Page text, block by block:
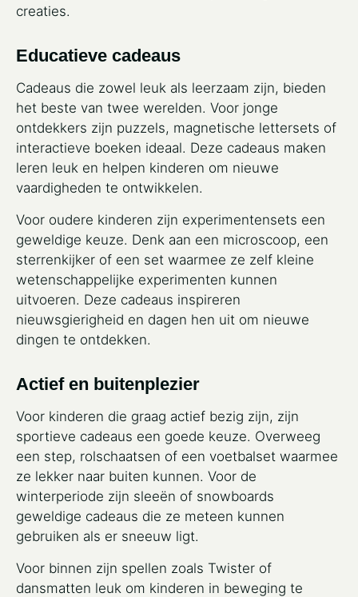
creaties.
Educatieve cadeaus
Cadeaus die zowel leuk als leerzaam zijn, bieden
het beste van twee werelden. Voor jonge
ontdekkers zijn puzzels, magnetische lettersets of
interactieve boeken ideaal. Deze cadeaus maken
leren leuk en helpen kinderen om nieuwe
vaardigheden te ontwikkelen.
Voor oudere kinderen zijn experimentensets een
geweldige keuze. Denk aan een microscoop, een
sterrenkijker of een set waarmee ze zelf kleine
wetenschappelijke experimenten kunnen
uitvoeren. Deze cadeaus inspireren
nieuwsgierigheid en dagen hen uit om nieuwe
dingen te ontdekken.
Actief en buitenplezier
Voor kinderen die graag actief bezig zijn, zijn
sportieve cadeaus een goede keuze. Overweeg
een step, rolschaatsen of een voetbalset waarmee
ze lekker naar buiten kunnen. Voor de
winterperiode zijn sleeën of snowboards
geweldige cadeaus die ze meteen kunnen
gebruiken als er sneeuw ligt.
Voor binnen zijn spellen zoals Twister of
dansmatten leuk om kinderen in beweging te